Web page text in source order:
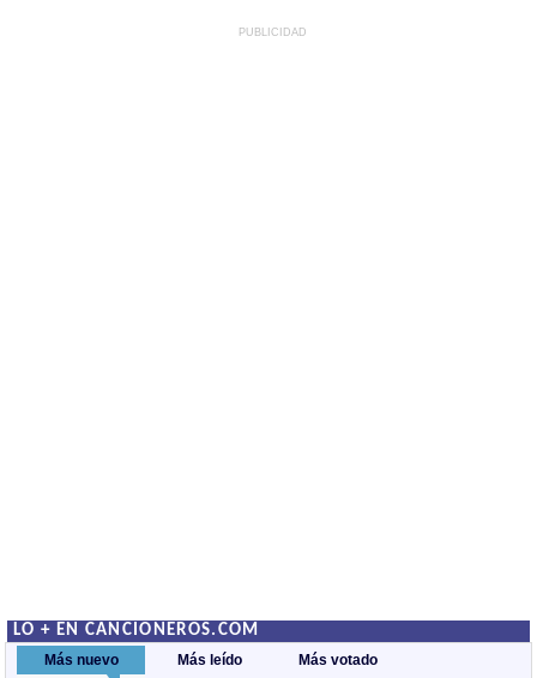
PUBLICIDAD
LO + EN CANCIONEROS.COM
Más nuevo Más leído Más votado